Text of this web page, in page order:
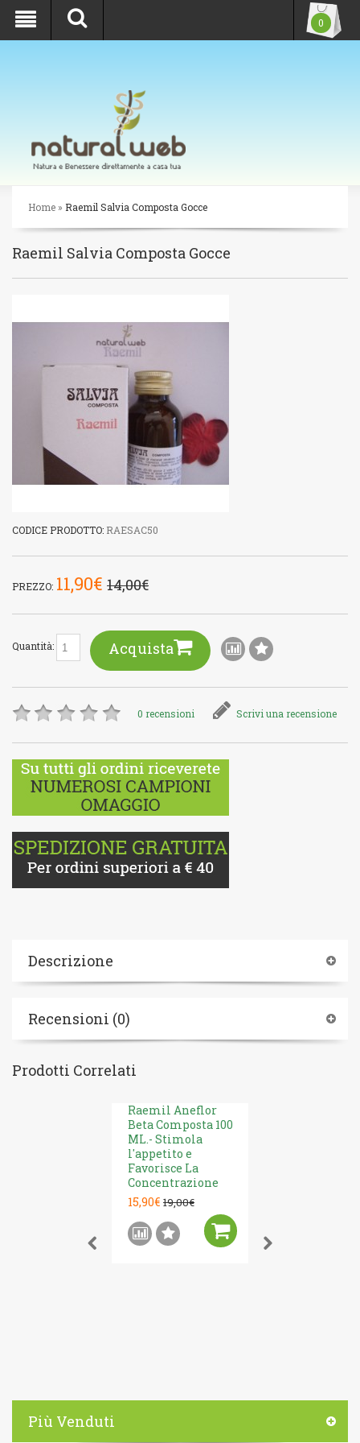
SIAMO CHIUSI PER FERIE, LA SPEDIZIONE DEGLI ORDINI
0
Home » Raemil Salvia Composta Gocce
Raemil Salvia Composta Gocce
CODICE PRODOTTO: RAESAC50
PREZZO: 11,90€ 14,00€
Quantità: Acquista
0 recensioni Scrivi una recensione
Descrizione
Recensioni (0)
Prodotti Correlati
Raemil Aneflor
Beta Composta 100
ML.- Stimola
l'appetito e
Favorisce La
Concentrazione
15,90€ 19,00€
Più Venduti